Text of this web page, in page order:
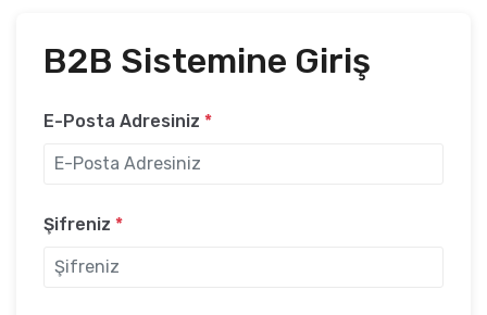
B2B Sistemine Giriş
E-Posta Adresiniz *
Şifreniz *